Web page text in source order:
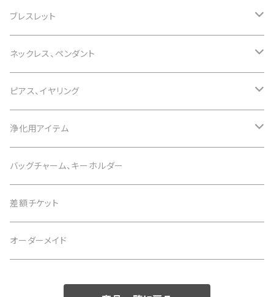
ブレスレット
誕生石で選ぶ
1月 ガーネット
2月 アメジスト
色で選ぶ
白 white
黒 black
意味で選ぶ
恋愛運
仕事運
ネックレス、ペンダント
誕生石で選ぶ
1月 ガーネット
2月 アメジスト
色で選ぶ
白 white
黒 black
意味で選ぶ
恋愛運
仕事運
ピアス、イヤリング
誕生石で選ぶ
1月 ガーネット
2月 アメジスト
色で選ぶ
白 white
黒 black
意味で選ぶ
恋愛運
浄化用アイテム
さざれ石
バッグチャーム、キーホルダー
差額チケット
オーダーメイド